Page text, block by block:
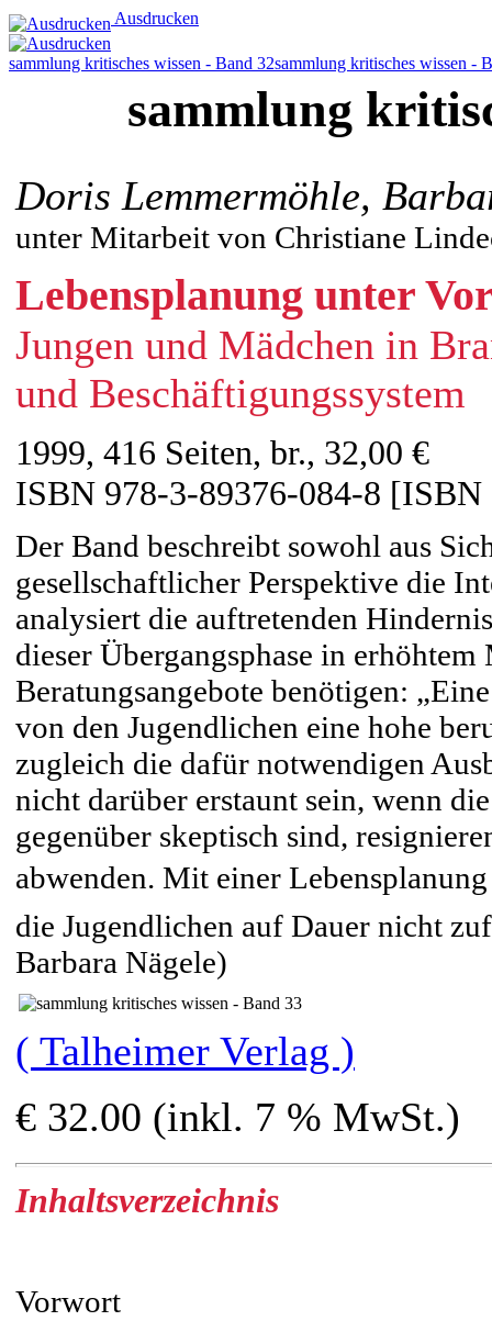
Ausdrucken
sammlung kritisches wissen - Band 32sammlung kritisches wissen -
sammlung
Doris Lemmermöhle,
unter Mitarbeit von Christiane
Lebensplanung unter
Jungen und Mädchen in
und Beschäftigungssystem
1999, 416 Seiten, br., 32,00 €
ISBN 978-3-89376-084-8
Der Band beschreibt sowohl aus
gesellschaftlicher Perspektive die
analysiert die auftretenden
dieser Übergangsphase in
Beratungsangebote benötigen:
von den Jugendlichen eine hohe
zugleich die dafür notwendigen
nicht darüber erstaunt sein, wenn
gegenüber skeptisch sind,
abwenden. Mit einer
die Jugendlichen auf Dauer nicht
Barbara Nägele)
( Talheimer Verlag )
€ 32.00 (inkl. 7 % MwSt.)
Inhaltsverzeichnis
Vorwort